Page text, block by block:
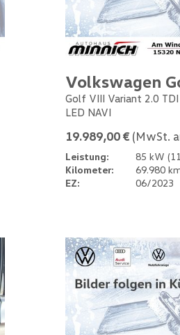
Volkswagen
Golf VIII Variant 2.0
LED NAVI
19.989,00 € (MwSt.
Leistung:
85 kW
Kilometer:
69.980
EZ:
06/2023